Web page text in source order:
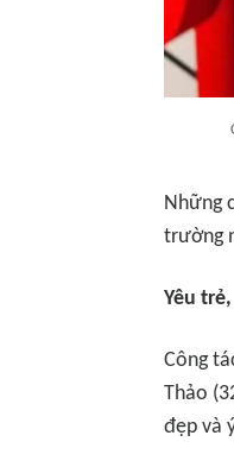
Những
trường
Yêu
Công
Thảo
đẹp và